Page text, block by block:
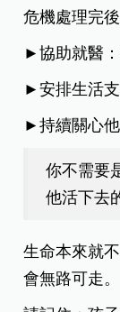
危機處理完
►協助就醫：
►安排生活支
►持續關心他
你不需要
他活下去
生命本來就
會無路可走。